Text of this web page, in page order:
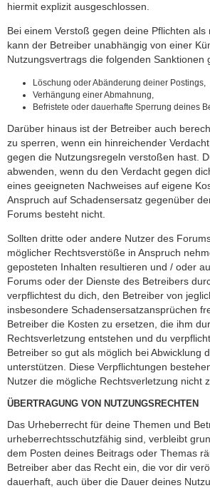
hiermit explizit ausgeschlossen.
Bei einem Verstoß gegen deine Pflichten
kann der Betreiber unabhängig von einer
Nutzungsvertrags die folgenden Sanktionen
Löschung oder Abänderung deiner Postings,
Verhängung einer Abmahnung,
Befristete oder dauerhafte Sperrung deines
Darüber hinaus ist der Betreiber auch
zu sperren, wenn ein hinreichender
gegen die Nutzungsregeln verstoßen hast.
abwenden, wenn du den Verdacht gegen
eines geeigneten Nachweises auf eigene
Anspruch auf Schadensersatz gegenüber
Forums besteht nicht.
Sollten dritte oder andere Nutzer des
möglicher Rechtsverstöße in Anspruch
geposteten Inhalten resultieren und / oder
Forums oder der Dienste des Betreibers
verpflichtest du dich, den Betreiber von
insbesondere Schadensersatzansprüchen
Betreiber die Kosten zu ersetzen, die ihm
Rechtsverletzung entstehen und du
Betreiber so gut als möglich bei Abwicklung
unterstützen. Diese Verpflichtungen
Nutzer die mögliche Rechtsverletzung nicht
ÜBERTRAGUNG VON NUTZUNGSRECHTEN
Das Urheberrecht für deine Themen und
urheberrechtsschutzfähig sind, verbleibt
dem Posten deines Beitrags oder Themas
Betreiber aber das Recht ein, die vor dir
dauerhaft, auch über die Dauer deines